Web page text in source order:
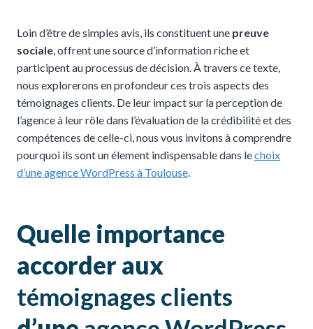
Loin d’être de simples avis, ils constituent une preuve
sociale, offrent une source d’information riche et
participent au processus de décision. À travers ce texte,
nous explorerons en profondeur ces trois aspects des
témoignages clients. De leur impact sur la perception de
l’agence à leur rôle dans l’évaluation de la crédibilité et des
compétences de celle-ci, nous vous invitons à comprendre
pourquoi ils sont un élement indispensable dans lechoix
d’une agence WordPress à Toulouse.
Quelle importance
accorder aux
témoignages clients